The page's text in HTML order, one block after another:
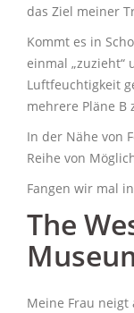
das Ziel meiner
Kommt es in
einmal „zuzieht“
Luftfeuchtigkeit
mehrere Pläne B
In der Nähe von
Reihe von
Fangen wir mal
The
Meine Frau neigt